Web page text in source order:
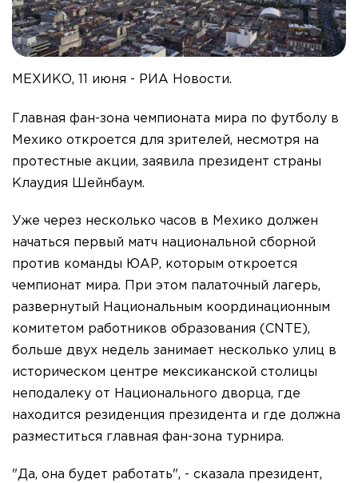
МЕХИКО, 11 июня - РИА Новости.
Главная фан-зона чемпионата мира по футболу в
Мехико откроется для зрителей, несмотря на
протестные акции, заявила президент страны
Клаудия Шейнбаум.
Уже через несколько часов в Мехико должен
начаться первый матч национальной сборной
против команды ЮАР, которым откроется
чемпионат мира. При этом палаточный лагерь,
развернутый Национальным координационным
комитетом работников образования (CNTE),
больше двух недель занимает несколько улиц в
историческом центре мексиканской столицы
неподалеку от Национального дворца, где
находится резиденция президента и где должна
разместиться главная фан-зона турнира.
"Да, она будет работать", - сказала президент,